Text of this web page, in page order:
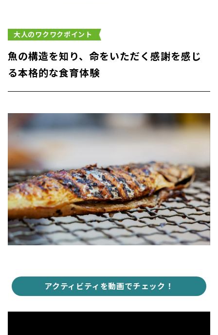
大人のワクワクポイント
魚の構造を知り、命をいただく感謝を感じ
る本格的な食育体験
アクティビティを動画でチェック！